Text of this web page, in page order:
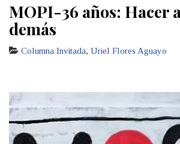
MOPI-36 años: Hacer
demás
Columna Invitada, Uriel Flores Aguayo